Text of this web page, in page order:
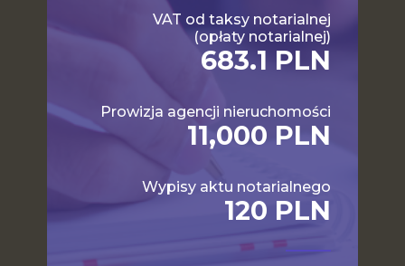
VAT od taksy notarialnej
(opłaty notarialnej)
683.1 PLN
Prowizja agencji nieruchomości
11,000 PLN
Wypisy aktu notarialnego
120 PLN